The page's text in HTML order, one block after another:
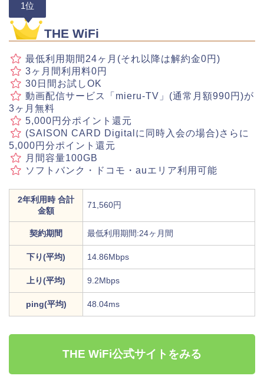
1位
THE WiFi
最低利用期間24ヶ月(それ以降は解約金0円)
3ヶ月間利用料0円
30日間お試しOK
動画配信サービス「mieru-TV」(通常月額990円)が
3ヶ月無料
5,000円分ポイント還元
(SAISON CARD Digitalに同時入会の場合)さらに
5,000円分ポイント還元
月間容量100GB
ソフトバンク・ドコモ・auエリア利用可能
2年利用時 合計
金額
71,560円
契約期間 最低利用期間:24ヶ月間
下り(平均) 14.86Mbps
上り(平均) 9.2Mbps
ping(平均) 48.04ms
THE WiFi公式サイトをみる